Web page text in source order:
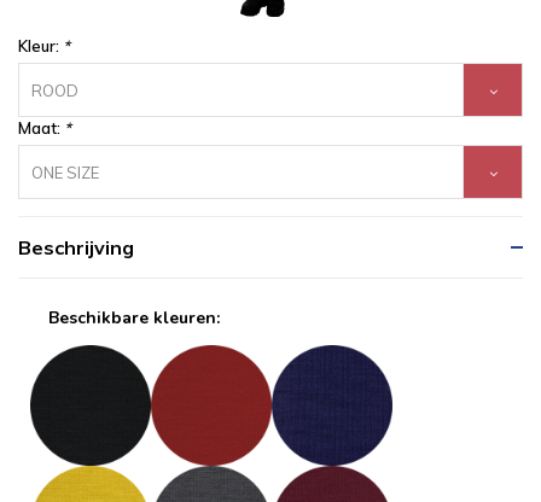
Kleur: *
ROOD
Maat: *
ONE SIZE
Beschrijving
Beschikbare kleuren: